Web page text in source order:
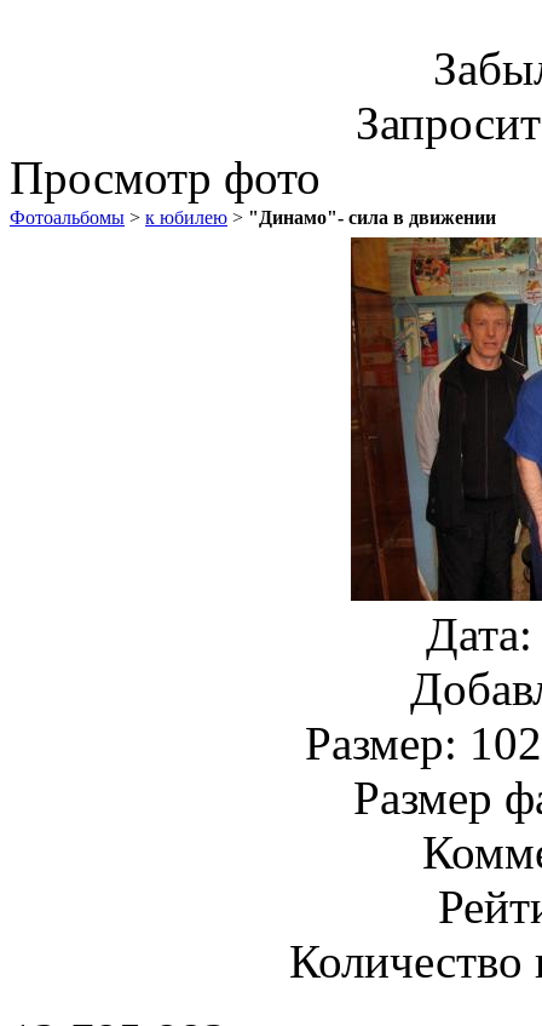
Просмотр фото
Фотоальбомы > к юбилею > "Динамо"- сила в движении
Размер:
Размер